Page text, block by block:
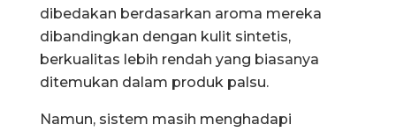
dibedakan berdasarkan aroma mereka
dibandingkan dengan kulit sintetis,
berkualitas lebih rendah yang biasanya
ditemukan dalam produk palsu.
Namun, sistem masih menghadapi